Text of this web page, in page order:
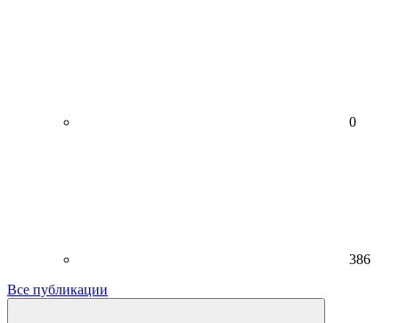
0
386
Все публикации